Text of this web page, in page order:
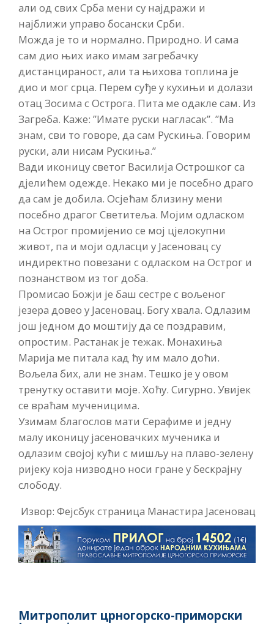
али од свих Срба мени су најдражи и
најближи управо босански Срби.
Можда је то и нормално. Природно. И сама
сам дио њих иако имам загребачку
дистанцираност, али та њихова топлина је
дио и мог срца. Перем суђе у кухињи и долази
отац Зосима с Острога. Пита ме одакле сам. Из
Загреба. Каже: ”Имате руски нагласак”. ”Ма
знам, сви то говоре, да сам Рускиња. Говорим
руски, али нисам Рускиња.”
Вади иконицу светог Василија Острошког са
дјелићем одежде. Некако ми је посебно драго
да сам је добила. Осјећам близину мени
посебно драгог Светитеља. Мојим одласком
на Острог промијенио се мој цјелокупни
живот, па и моји одласци у Јасеновац су
индиректно повезани с одласком на Острог и
познанством из тог доба.
Промисао Божји је баш сестре с вољеног
језера довео у Јасеновац. Богу хвала. Одлазим
још једном до моштију да се поздравим,
опростим. Растанак је тежак. Монахиња
Марија ме питала кад ћу им мало доћи.
Вољела бих, али не знам. Тешко је у овом
тренутку оставити моје. Хоћу. Сигурно. Увијек
се враћам мученицима.
Узимам благослов мати Серафиме и једну
малу иконицу јасеновачких мученика и
одлазим својој кући с мишљу на плаво-зелену
ријеку која низводно носи гране у бескрајну
слободу.
Извор: Фејсбук страница Манастира Јасеновац
Митрополит црногорско-приморски